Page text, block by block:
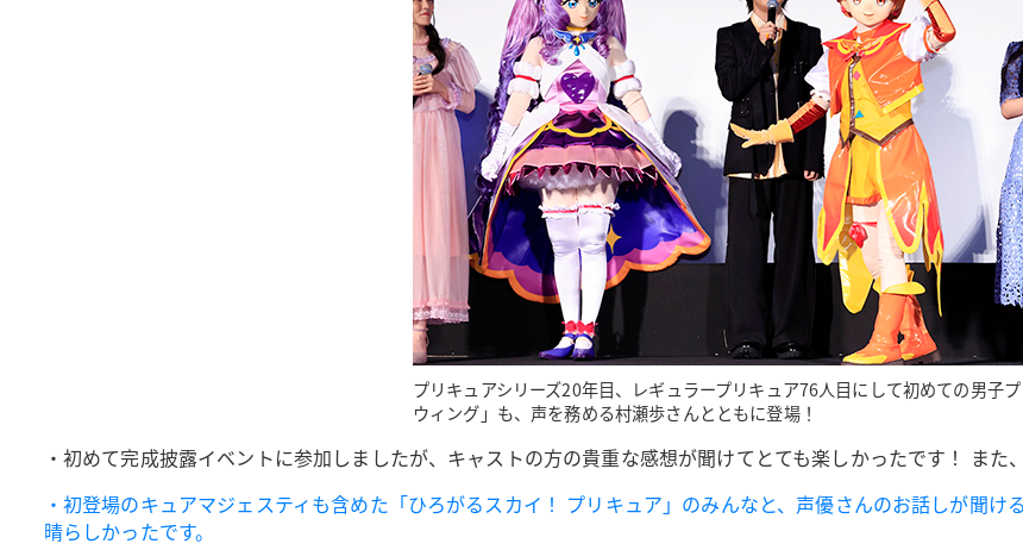
プリキュアシリーズ20年目、レギュラープリキュア76人目にして初めての男子
ウィング」も、声を務める村瀬歩さんとともに登場！
・初めて完成披露イベントに参加しましたが、キャストの方の貴重な感想が聞けてとても楽しかったです！ また
・初登場のキュアマジェスティも含めた「ひろがるスカイ！ プリキュア」のみんなと、声優さんのお話しが聞
晴らしかったです。